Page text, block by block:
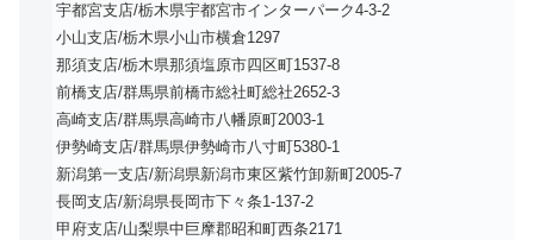
宇都宮支店/栃木県宇都宮市インターパーク4-3-2
小山支店/栃木県小山市横倉1297
那須支店/栃木県那須塩原市四区町1537-8
前橋支店/群馬県前橋市総社町総社2652-3
高崎支店/群馬県高崎市八幡原町2003-1
伊勢崎支店/群馬県伊勢崎市八寸町5380-1
新潟第一支店/新潟県新潟市東区紫竹卸新町2005-7
長岡支店/新潟県長岡市下々条1-137-2
甲府支店/山梨県中巨摩郡昭和町西条2171